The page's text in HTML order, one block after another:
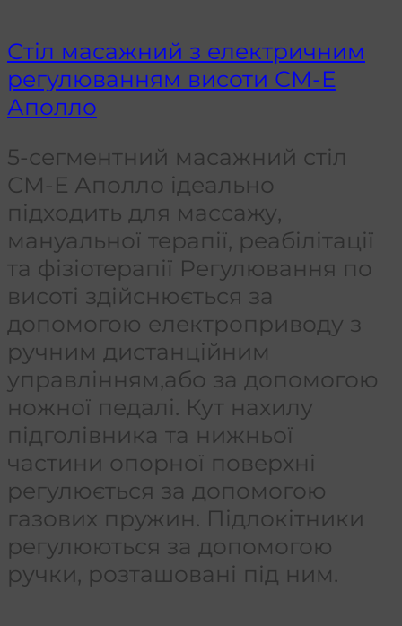
Стіл масажний з електричним
регулюванням висоти СМ-Е
Аполло
5-сегментний масажний стіл
СМ-Е Аполло ідеально
підходить для массажу,
мануальної терапії, реабілітації
та фізіотерапії Регулювання по
висоті здійснюється за
допомогою електроприводу з
ручним дистанційним
управлінням,або за допомогою
ножної педалі. Кут нахилу
підголівника та нижньої
частини опорної поверхні
регулюється за допомогою
газових пружин. Підлокітники
регулюються за допомогою
ручки, розташовані під ним.